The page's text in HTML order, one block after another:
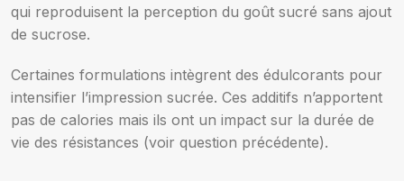
qui reproduisent la perception du goût sucré sans ajout
de sucrose.
Certaines formulations intègrent des édulcorants pour
intensifier l’impression sucrée. Ces additifs n’apportent
pas de calories mais ils ont un impact sur la durée de
vie des résistances (voir question précédente).